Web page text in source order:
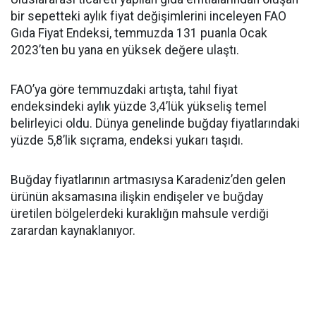
bir sepetteki aylık fiyat değişimlerini inceleyen FAO
Gıda Fiyat Endeksi, temmuzda 131 puanla Ocak
2023’ten bu yana en yüksek değere ulaştı.
FAO’ya göre temmuzdaki artışta, tahıl fiyat
endeksindeki aylık yüzde 3,4’lük yükseliş temel
belirleyici oldu. Dünya genelinde buğday fiyatlarındaki
yüzde 5,8’lik sıçrama, endeksi yukarı taşıdı.
Buğday fiyatlarının artmasıysa Karadeniz’den gelen
ürünün aksamasına ilişkin endişeler ve buğday
üretilen bölgelerdeki kuraklığın mahsule verdiği
zarardan kaynaklanıyor.